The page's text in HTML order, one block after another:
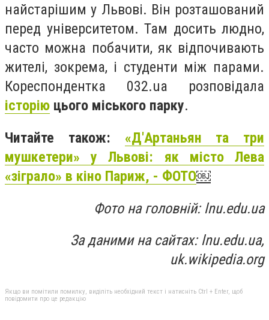
найстарішим у Львові. Він розташований
перед університетом. Там досить людно,
часто можна побачити, як відпочивають
жителі, зокрема, і студенти між парами.
Кореспондентка 032.ua розповідала
історію цього міського парку.
Читайте також: «Д'Артаньян та три
мушкетери» у Львові: як місто Лева
«зіграло» в кіно Париж, - ФОТО￼
Фото на головній: lnu.edu.ua
За даними на сайтах:lnu.edu.ua,
uk.wikipedia.org
Якщо ви помітили помилку, виділіть необхідний текст і натисніть Ctrl + Enter, щоб
повідомити про це редакцію